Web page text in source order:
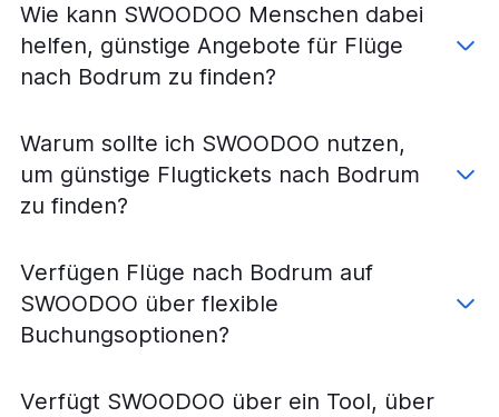
Wie kann SWOODOO Menschen dabei
helfen, günstige Angebote für Flüge
nach Bodrum zu finden?
Warum sollte ich SWOODOO nutzen,
um günstige Flugtickets nach Bodrum
zu finden?
Verfügen Flüge nach Bodrum auf
SWOODOO über flexible
Buchungsoptionen?
Verfügt SWOODOO über ein Tool, über